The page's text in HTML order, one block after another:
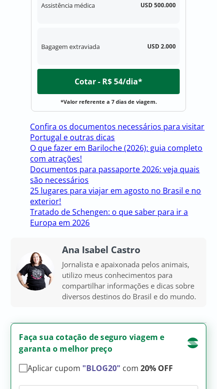
Assistência médica USD 500.000
Bagagem extraviada USD 2.000
Cotar - R$ 54/dia*
*Valor referente a 7 dias de viagem.
Confira os documentos necessários para visitar
Portugal e outras dicas
O que fazer em Bariloche (2026): guia completo
com atrações!
Documentos para passaporte 2026: veja quais
são necessários
25 lugares para viajar em agosto no Brasil e no
exterior!
Tratado de Schengen: o que saber para ir a
Europa em 2026
Ana Isabel Castro
Jornalista e apaixonada pelos animais,
utilizo meus conhecimentos para
compartilhar informações e dicas sobre
diversos destinos do Brasil e do mundo.
Faça sua cotação de seguro viagem e
garanta o melhor preço
Aplicar cupom "BLOG20" com20% OFF